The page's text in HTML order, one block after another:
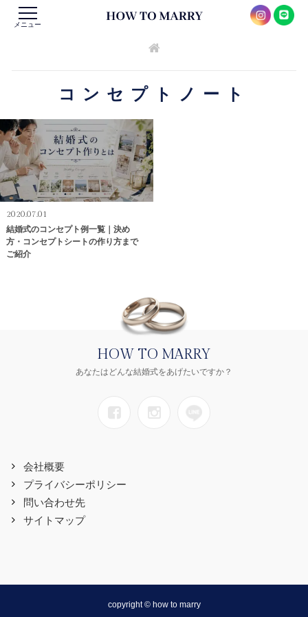
メニュー
コンセプトノート
2020.07.01
結婚式のコンセプト例一覧｜決め
方・コンセプトシートの作り方まで
ご紹介
HOW TO MARRY
あなたはどんな結婚式をあげたいですか？
会社概要
プライバシーポリシー
問い合わせ先
サイトマップ
copyright © how to marry